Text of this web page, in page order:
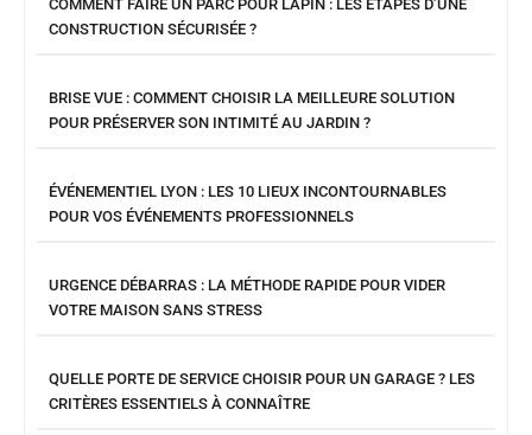
COMMENT FAIRE UN PARC POUR LAPIN : LES ÉTAPES D’UNE
CONSTRUCTION SÉCURISÉE ?
BRISE VUE : COMMENT CHOISIR LA MEILLEURE SOLUTION
POUR PRÉSERVER SON INTIMITÉ AU JARDIN ?
ÉVÉNEMENTIEL LYON : LES 10 LIEUX INCONTOURNABLES
POUR VOS ÉVÉNEMENTS PROFESSIONNELS
URGENCE DÉBARRAS : LA MÉTHODE RAPIDE POUR VIDER
VOTRE MAISON SANS STRESS
QUELLE PORTE DE SERVICE CHOISIR POUR UN GARAGE ? LES
CRITÈRES ESSENTIELS À CONNAÎTRE